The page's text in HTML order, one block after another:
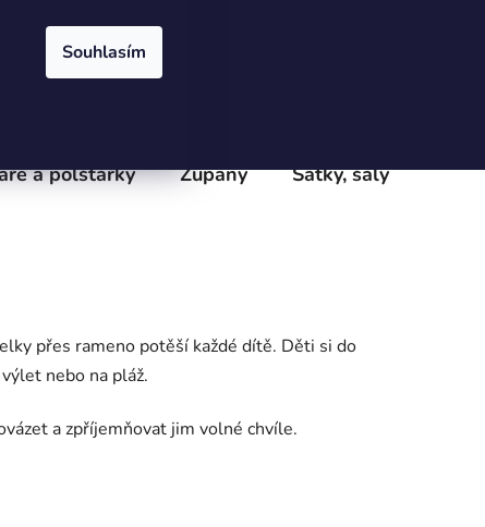
Souhlasím
KOŠÍK
a polštářky Župany Šátky, šály
přes rameno potěší každé dítě. Děti si do
nebo na pláž.
a zpříjemňovat jim volné chvíle.